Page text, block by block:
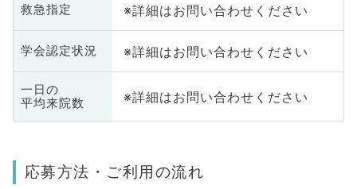
救急指定 ※詳細はお問い合わせください
学会認定状況 ※詳細はお問い合わせください
一日の
平均来院数
※詳細はお問い合わせください
応募方法・ご利用の流れ